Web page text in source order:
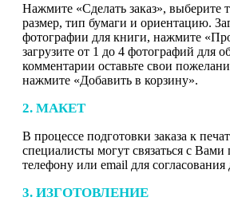
Нажмите «Сделать заказ», выберите
размер, тип бумаги и ориентацию.
фотографии для книги, нажмите
загрузите от 1 до 4 фотографий для
комментарии оставьте свои
нажмите «Добавить в корзину».
2. МАКЕТ
В процессе подготовки заказа к
специалисты могут связаться с Вами
телефону или email для согласования
3. ИЗГОТОВЛЕНИЕ